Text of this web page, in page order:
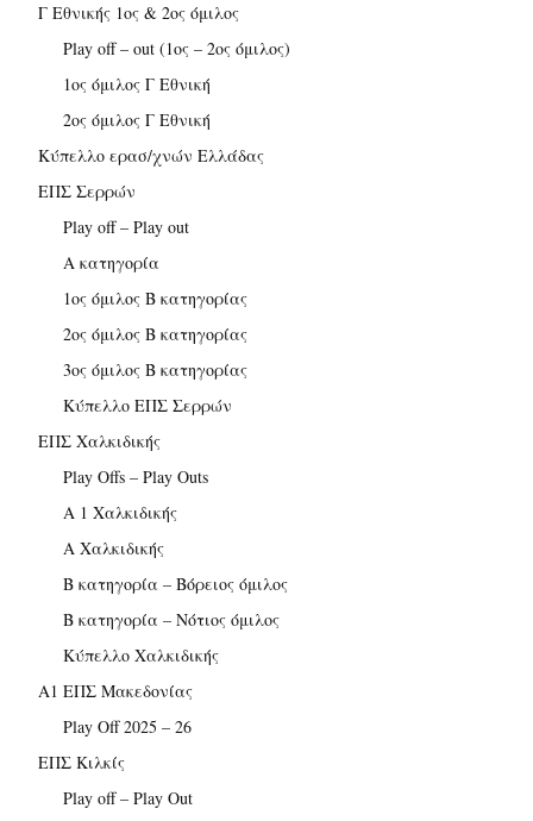
Γ Εθνικής 1ος & 2ος όμιλος
Play off – out (1ος – 2ος όμιλος)
1ος όμιλος Γ Εθνική
2ος όμιλος Γ Εθνική
Κύπελλο ερασ/χνών Ελλάδας
ΕΠΣ Σερρών
Play off – Play out
Α κατηγορία
1ος όμιλος Β κατηγορίας
2ος όμιλος Β κατηγορίας
3ος όμιλος Β κατηγορίας
Κύπελλο ΕΠΣ Σερρών
ΕΠΣ Χαλκιδικής
Play Offs – Play Outs
Α 1 Χαλκιδικής
Α Χαλκιδικής
Β κατηγορία – Βόρειος όμιλος
Β κατηγορία – Νότιος όμιλος
Κύπελλο Χαλκιδικής
Α1 ΕΠΣ Μακεδονίας
Play Off 2025 – 26
ΕΠΣ Κιλκίς
Play off – Play Out